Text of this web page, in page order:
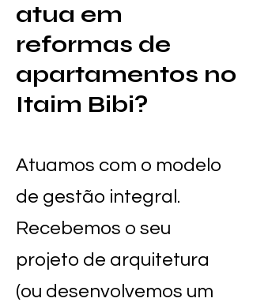
atua em
reformas de
apartamentos no
Itaim Bibi?
Atuamos com o modelo
de gestão integral.
Recebemos o seu
projeto de arquitetura
(ou desenvolvemos um